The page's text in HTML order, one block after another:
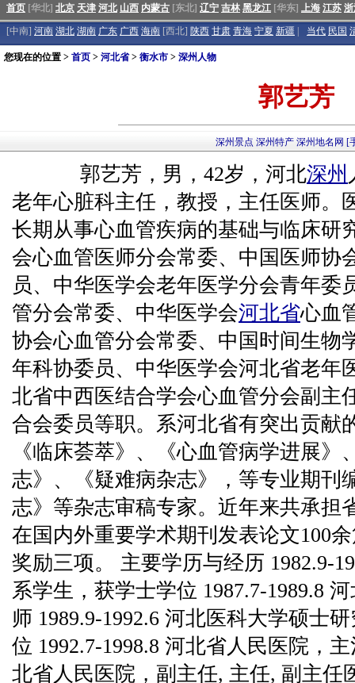
首页 [华北] 北京 天津 河北 山西 内蒙古 [东北] 辽宁 吉林 黑龙江 [华东] 上海 江苏
[中南] 河南 湖北 湖南 广东 广西 海南 [西北] 陕西 甘肃 青海 宁夏 新疆 当代 民国
您现在的位置 > 首页 > 河北省> 衡水市 > 深州人物
郭艺芳
深州景点 深州特产 深州地名网 [
郭艺芳，男，42岁，河北深州
老年心脏科主任，教授，主任医师。
长期从事心血管疾病的基础与临床研
会心血管医师分会常委、中国医师协
员、中华医学会老年医学分会青年委
管分会常委、中华医学会河北省心血
协会心血管分会常委、中国时间生物
年科协委员、中华医学会河北省老年
北省中西医结合学会心血管分会副主
合会委员等职。系河北省有突出贡献
《临床荟萃》、《心血管病学进展》
志》、《疑难病杂志》，等专业期刊
志》等杂志审稿专家。近年来共承担
在国内外重要学术期刊发表论文100
奖励三项。 主要学历与经历 1982.9-
系学生，获学士学位 1987.7-1989.8
师 1989.9-1992.6 河北医科大学硕士
位 1992.7-1998.8 河北省人民医院，
北省人民医院，副主任, 主任, 副主任